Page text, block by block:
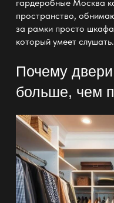
гардеробные Москва
пространство,
за рамки просто
который умеет слушать.
Почему
больше, чем